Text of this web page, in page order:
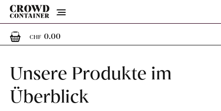
Menu
CHF 0.000 Artikel im Warenkorb
Unsere Produkte im
Überblick